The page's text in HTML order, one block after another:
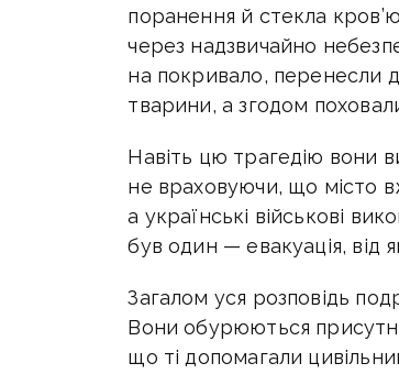
поранення й стекла
через надзвичайно
на покривало, перенесли
тварини, а згодом
Навіть цю трагедію вони
не враховуючи, що місто
а українські військові
був один — евакуація, від
Загалом уся розповідь
Вони обурюються
що ті допомагали